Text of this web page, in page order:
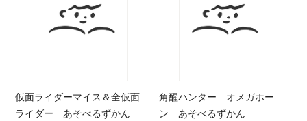
仮面ライダーマイス＆全仮面
ライダー あそべるずかん
角醒ハンター オメガホー
ン あそべるずかん